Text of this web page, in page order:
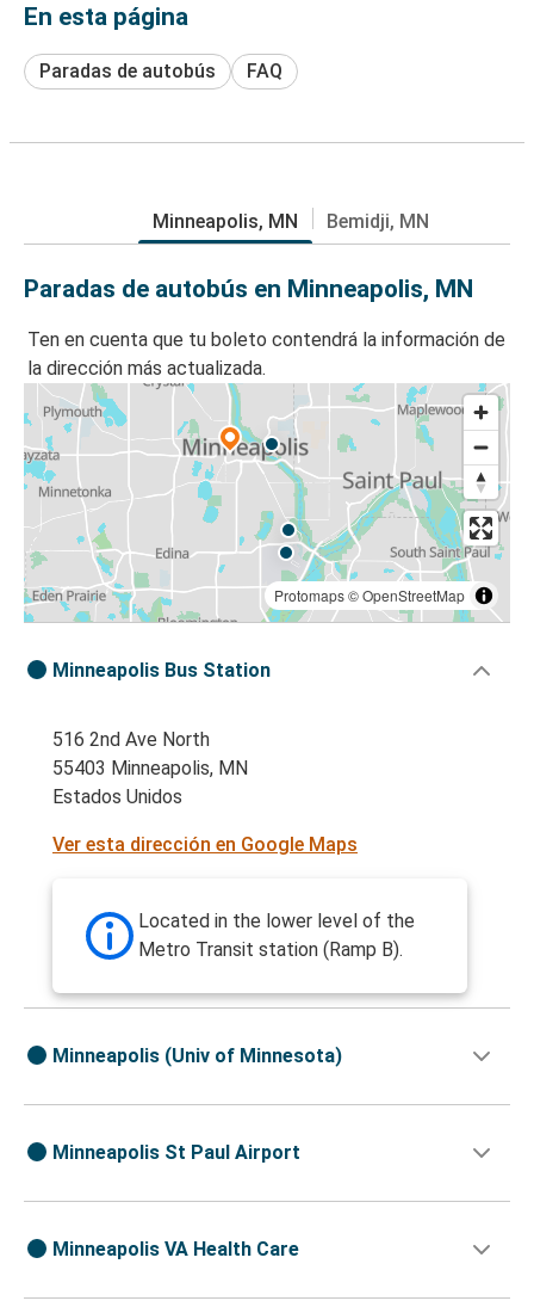
En esta página
Paradas de autobús FAQ
Minneapolis, MN Bemidji, MN
Paradas de autobús en Minneapolis, MN
Ten en cuenta que tu boleto contendrá la información de
la dirección más actualizada.
Protomaps©OpenStreetMap
Minneapolis Bus Station
516 2nd Ave North
55403 Minneapolis, MN
Estados Unidos
Ver esta dirección en Google Maps
Located in the lower level of the
Metro Transit station (Ramp B).
Minneapolis (Univ of Minnesota)
Minneapolis St Paul Airport
Minneapolis VA Health Care